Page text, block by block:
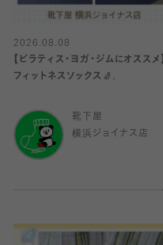
2026.08.08
【ピラティス・ヨガ・ジムにオススメ】
フィットネスソックス🧦.
靴下屋
横浜ジョイナス店